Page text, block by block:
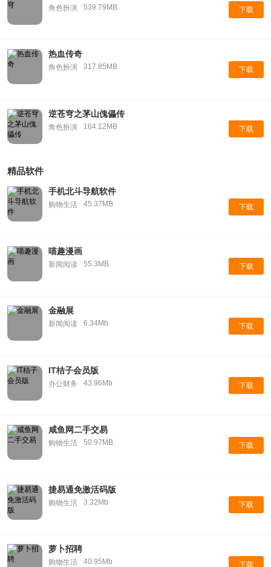
角色扮演 539.79MB 下载
热血传奇
角色扮演 317.85MB 下载
逆苍穹之茅山傀儡传
角色扮演 164.12MB 下载
精品软件
手机北斗导航软件
购物生活 45.37MB 下载
喵趣漫画
新闻阅读 55.3MB 下载
金融展
新闻阅读 6.34Mb 下载
IT桔子会员版
办公财务 43.96Mb 下载
咸鱼网二手交易
购物生活 50.97MB 下载
捷易通免激活码版
购物生活 3.32Mb 下载
萝卜招聘
购物生活 40.95Mb 下载